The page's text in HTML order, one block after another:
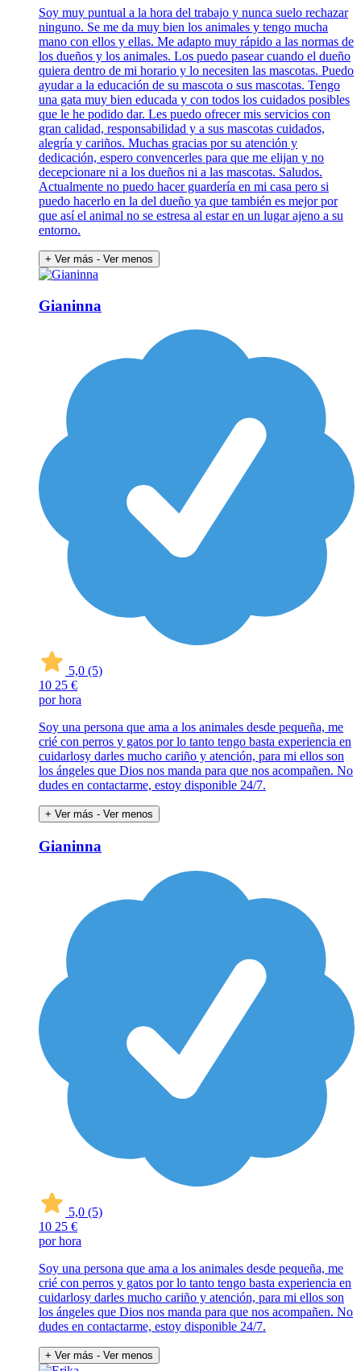
Soy muy puntual a la hora del trabajo y nunca suelo rechazar
ninguno. Se me da muy bien los animales y tengo mucha
mano con ellos y ellas. Me adapto muy rápido a las normas de
los dueños y los animales. Los puedo pasear cuando el dueño
quiera dentro de mi horario y lo necesiten las mascotas. Puedo
ayudar a la educación de su mascota o sus mascotas. Tengo
una gata muy bien educada y con todos los cuidados posibles
que le he podido dar. Les puedo ofrecer mis servicios con
gran calidad, responsabilidad y a sus mascotas cuidados,
alegría y cariños. Muchas gracias por su atención y
dedicación, espero convencerles para que me elijan y no
decepcionare ni a los dueños ni a las mascotas. Saludos.
Actualmente no puedo hacer guardería en mi casa pero si
puedo hacerlo en la del dueño ya que también es mejor por
que así el animal no se estresa al estar en un lugar ajeno a su
entorno.
+ Ver más - Ver menos
Gianinna
5,0 (5)
10 25 €
por hora
Soy una persona que ama a los animales desde pequeña, me
crié con perros y gatos por lo tanto tengo basta experiencia en
cuidarlosy darles mucho cariño y atención, para mi ellos son
los ángeles que Dios nos manda para que nos acompañen. No
dudes en contactarme, estoy disponible 24/7.
+ Ver más - Ver menos
Gianinna
5,0 (5)
10 25 €
por hora
Soy una persona que ama a los animales desde pequeña, me
crié con perros y gatos por lo tanto tengo basta experiencia en
cuidarlosy darles mucho cariño y atención, para mi ellos son
los ángeles que Dios nos manda para que nos acompañen. No
dudes en contactarme, estoy disponible 24/7.
+ Ver más - Ver menos